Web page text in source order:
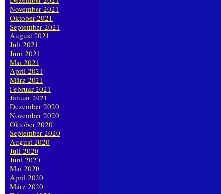
November 2021
Oktober 2021
September 2021
August 2021
Juli 2021
Juni 2021
Mai 2021
April 2021
März 2021
Februar 2021
Januar 2021
Dezember 2020
November 2020
Oktober 2020
September 2020
August 2020
Juli 2020
Juni 2020
Mai 2020
April 2020
März 2020